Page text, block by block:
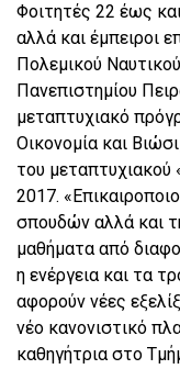
Φοιτητές 22 έως
αλλά και έμπειροι
Πολεμικού
Πανεπιστημίου
μεταπτυχιακό
Οικονομία και
του μεταπτυχιακού
2017.
σπουδών αλλά και
μαθήματα από
η ενέργεια και τα
αφορούν νέες
νέο κανονιστικό
καθηγήτρια στο